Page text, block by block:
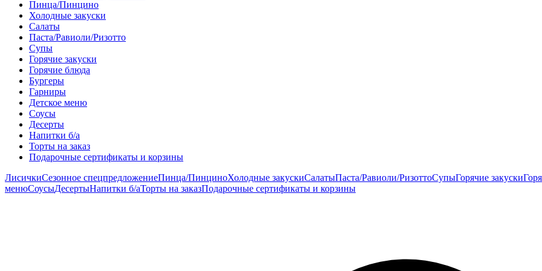
Пинца/Пинцино
Холодные закуски
Салаты
Паста/Равиоли/Ризотто
Супы
Горячие закуски
Горячие блюда
Бургеры
Гарниры
Детское меню
Соусы
Десерты
Напитки б/а
Торты на заказ
Подарочные сертификаты и корзины
ЛисичкиСезонное спецпредложениеПинца/ПинциноХолодные закускиСалатыПаста/Равиоли/РизоттоСупыГорячие закуски
менюСоусыДесертыНапитки б/аТорты на заказПодарочные сертификаты и корзины